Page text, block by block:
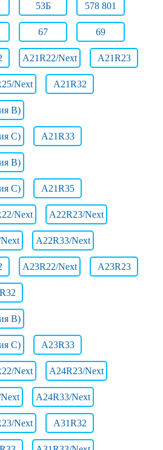
53Б 578 801
67 69
A21R22/Next A21R23
Next A21R32
B)
C) A21R33
B)
C) A21R35
Next A22R23/Next
A22R33/Next
A23R22/Next A23R23
B)
C) A23R33
Next A24R23/Next
A24R33/Next
Next A31R32